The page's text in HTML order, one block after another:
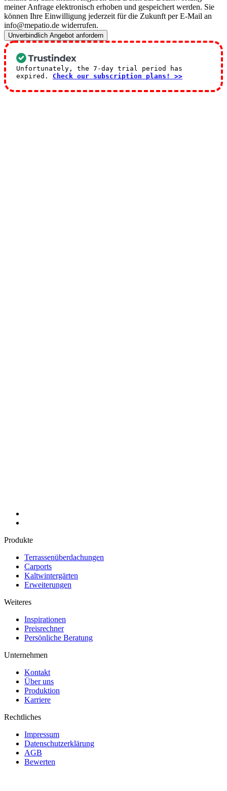
meiner Anfrage elektronisch erhoben und gespeichert werden. Sie
können Ihre Einwilligung jederzeit für die Zukunft per E-Mail an
info@mepatio.de widerrufen.
Unverbindlich Angebot anfordern
Unfortunately, the 7-day trial period has
expired. Check our subscription plans! >>
Produkte
Terrassenüberdachungen
Carports
Kaltwintergärten
Erweiterungen
Weiteres
Inspirationen
Preisrechner
Persönliche Beratung
Unternehmen
Kontakt
Über uns
Produktion
Karriere
Rechtliches
Impressum
Datenschutzerklärung
AGB
Bewerten